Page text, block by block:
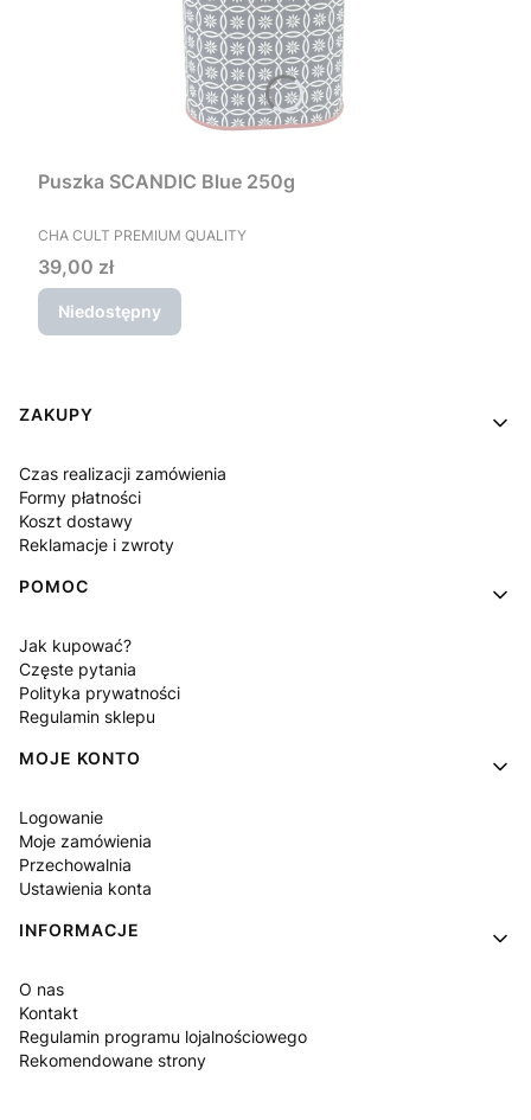
Puszka SCANDIC Blue 250g
PRODUCENT
CHA CULT PREMIUM QUALITY
Cena
39,00 zł
Niedostępny
Linki w stopce
ZAKUPY
Czas realizacji zamówienia
Formy płatności
Koszt dostawy
Reklamacje i zwroty
POMOC
Jak kupować?
Częste pytania
Polityka prywatności
Regulamin sklepu
MOJE KONTO
Logowanie
Moje zamówienia
Przechowalnia
Ustawienia konta
INFORMACJE
O nas
Kontakt
Regulamin programu lojalnościowego
Rekomendowane strony